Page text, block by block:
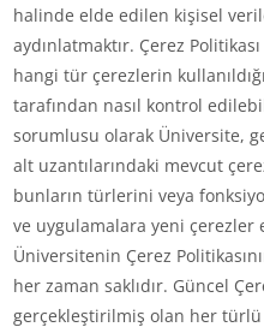
halinde elde edilen kişisel
aydınlatmaktır. Çerez
hangi tür çerezlerin
tarafından nasıl kontrol
sorumlusu olarak Üniversite,
alt uzantılarındaki mevcut
bunların türlerini veya
ve uygulamalara yeni çerezler
Üniversitenin Çerez
her zaman saklıdır. Güncel
gerçekleştirilmiş olan her